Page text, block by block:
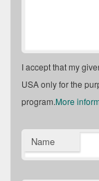
I accept that my
USA only for the
program.More
Name